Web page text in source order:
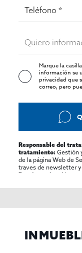
Marque la
información se
privacidadque
correo, pero
Responsable del
tratamiento: Gestión
de la página Web de
traves de newsletter
Destinatarios:
No se
rectificar y suprimir